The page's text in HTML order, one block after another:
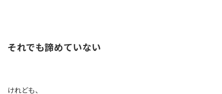
それでも諦めていない
けれども、